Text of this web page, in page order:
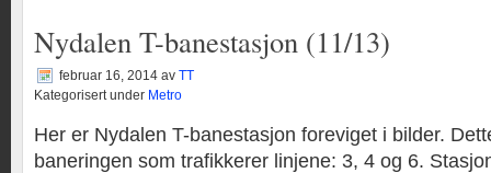
Nydalen T-banestasjon (11/13)
februar 16, 2014 av TT
Kategorisert under Metro
Her er Nydalen T-banestasjon foreviget i bilder.
baneringen som trafikkerer linjene: 3, 4 og 6.